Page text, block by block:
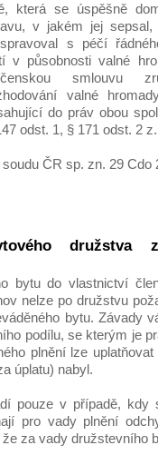
která se úspěšně
v jakém jej
s péčí
v působnosti valné
smlouvu
valné
do práv obou
odst. 1, § 171 odst. 2
ČR sp. zn. 29 Cdo
družstva
bytu do vlastnictví
nelze po družstvu
bytu. Závady
podílu, se kterým je
plnění lze
úplatu) nabyl.
pouze v případě, kdy
pro vady plnění
za vady družstevního